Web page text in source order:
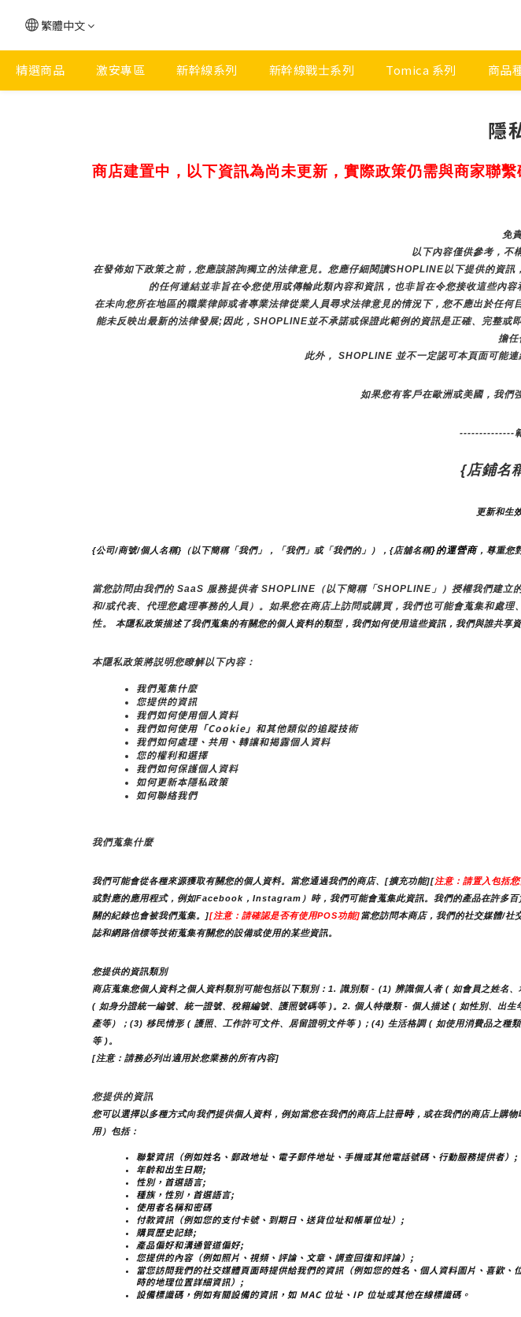
繁體中文
精選商品 激安專區 新幹線系列 新幹線戰士系列 Tomica 系列 商品
隱
商店建置中，以下資訊為尚未更新，實際政策仍需與商家聯繫
免
以下內容僅供參考，不
在發佈如下政策之前，您應該諮詢獨立的法律意見。您應仔細閱讀SHOPLINE以下提供的資
的任何連結並非旨在令您使用或傳輸此類內容和資訊，也非旨在令您接收這些內
在未向您所在地區的職業律師或者專業法律從業人員尋求法律意見的情況下，您不應出於任
能未反映出最新的法律發展;因此，SHOPLINE並不承諾或保證此範例的資訊是正確、完整
擔任
此外， SHOPLINE 並不一定認可本頁面可能連
如果您有客戶在歐洲或美國，我們
--------------
{店鋪名
更新和生
{公司/商號/個人名稱}（以下簡稱「我們」，「我們」或「我們的」），{店舖名稱}的運營商，尊重您
當您訪問由我們的 SaaS 服務提供者 SHOPLINE（以下簡稱「SHOPLINE」）授權我們建
和/或代表、代理您處理事務的人員）。如果您在商店上訪問或購買，我們也可能會蒐集和處
性。
本隱私政策描述了我們蒐集的有關您的個人資料的類型，我們如何使用這些資訊，我們與誰共享
本隱私政策將説明您瞭解以下內容：
我們蒐集什麼
您提供的資訊
我們如何使用個人資料
我們如何使用「Cookie」和其他類似的追蹤技術
我們如何處理、共用、轉讓和揭露個人資料
您的權利和選擇
我們如何保護個人資料
如何更新本隱私政策
如何聯絡我們
我們蒐集什麼
我們可能會從各種來源獲取有關您的個人資料。當您通過我們的商店、[擴充功能][注意：請置入包括
或對應的應用程式，例如Facebook，Instagram）時，我們可能會蒐集此資訊。我們的產品在許多
關的紀錄也會被我們蒐集。][注意：請確認是否有使用POS功能]當您訪問本商店，我們的社交媒體/
誌和網路信標等技術蒐集有關您的設備或使用的某些資訊。
您提供的資訊類別
商店蒐集您個人資料之個人資料類別可能包括以下類別：1. 識別類 - (1) 辨識個人者 ( 如會員之姓
( 如身分證統一編號、統一證號、稅籍編號、護照號碼等 )。2. 個人特徵類 - 個人描述 ( 如性別、出
產等）；(3) 移民情形 ( 護照、工作許可文件、居留證明文件等 )；(4) 生活格調 ( 如使用消費品之
等 )。
[注意：請務必列出適用於您業務的所有內容]
您提供的資訊
您可以選擇以多種方式向我們提供個人資料，例如當您在我們的商店上註冊時，或在我們的商店上購
用）包括：
聯繫資訊（例如姓名、郵政地址、電子郵件地址、手機或其他電話號碼、行動服務提供者）;
年齡和出生日期;
性別，首選語言;
種族，性別，首選語言;
使用者名稱和密碼
付款資訊（例如您的支付卡號、到期日、送貨位址和帳單位址）;
購買歷史記錄;
產品偏好和溝通管道偏好;
您提供的內容（例如照片、視頻、評論、文章、調查回復和評論）;
當您訪問我們的社交媒體頁面時提供給我們的資訊（例如您的姓名、個人資料圖片、喜歡
時的地理位置詳細資訊）;
設備標識碼，例如有關設備的資訊，如 MAC 位址、IP 位址或其他在線標識碼。